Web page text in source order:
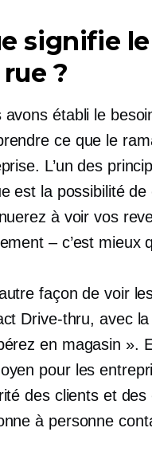
signifie
?
avons établi le
ce que le
L’un des
est la possibilité
à voir vos
– ​​c’est
façon de voir
Drive-thru, avec
en magasin ».
pour les
des clients et
à personne